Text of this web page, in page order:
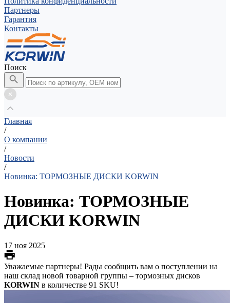
Партнеры
Гарантия
Контакты
Поиск
Главная
/
О компании
/
Новости
/
Новинка: ТОРМОЗНЫЕ ДИСКИ KORWIN
Новинка: ТОРМОЗНЫЕ
ДИСКИ KORWIN
17 ноя 2025
Уважаемые партнеры! Рады сообщить вам о поступлении на
наш склад новой товарной группы – тормозных дисков
KORWIN в количестве 91 SKU!